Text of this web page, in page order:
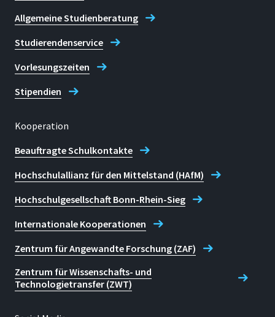
Allgemeine Studienberatung
Studierendenservice
Vorlesungszeiten
Stipendien
Kooperation
Beauftragte Schulkontakte
Hochschulallianz für den Mittelstand (HAfM)
Hochschulgesellschaft Bonn-Rhein-Sieg
Internationale Kooperationen
Zentrum für Angewandte Forschung (ZAF)
Zentrum für Wissenschafts- und
Technologietransfer (ZWT)